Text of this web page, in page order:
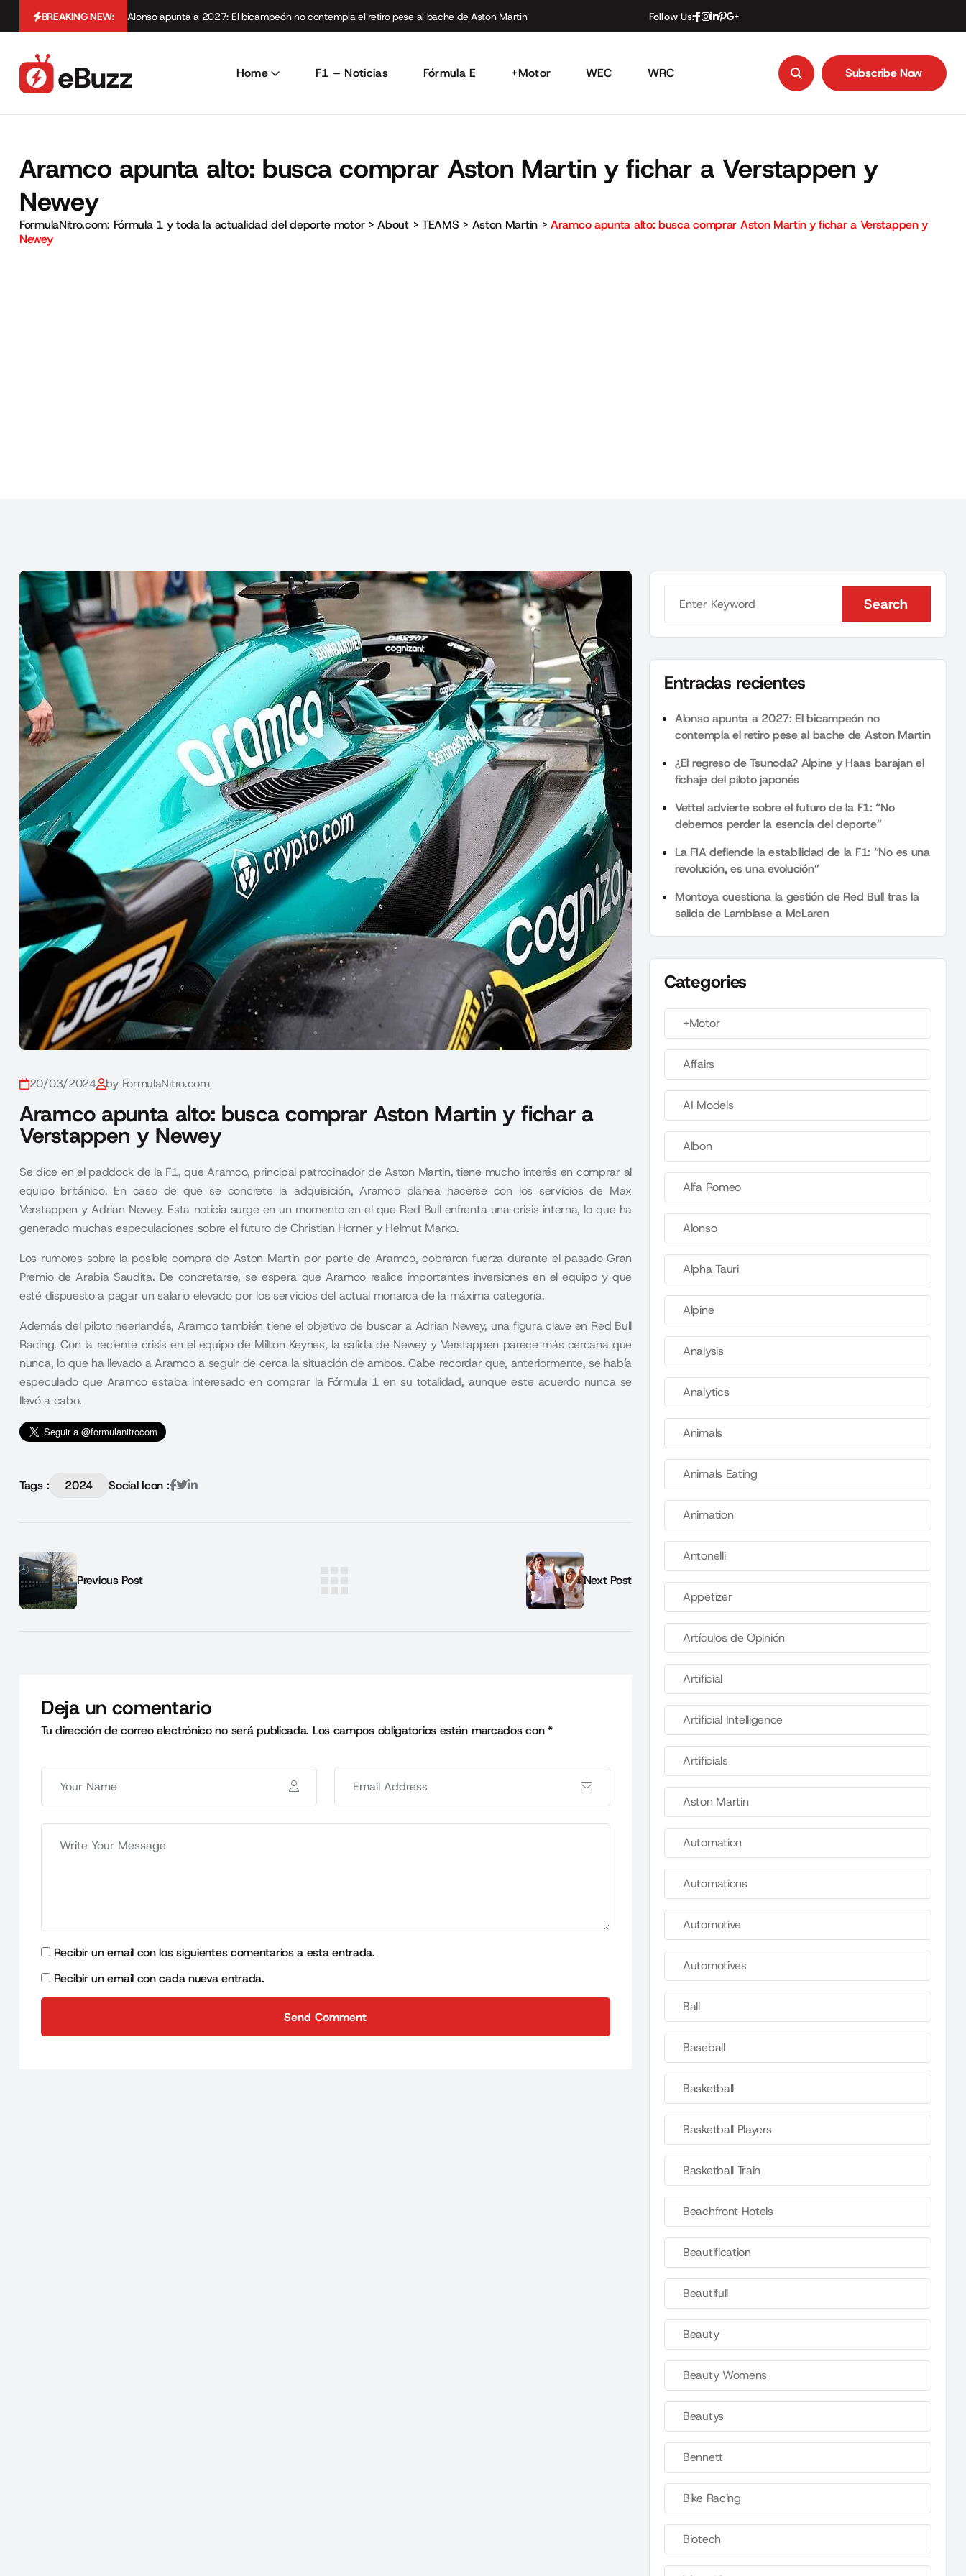
BREAKING NEW: Alonso apunta a 2027: El bicampeón no contempla el retiro pese al bache de Aston Martin Follow Us:
Home F1 – Noticias Fórmula E +Motor WEC WRC Subscribe Now
Aramco apunta alto: busca comprar Aston Martin y fichar a Verstappen y
Newey
FormulaNitro.com: Fórmula 1 y toda la actualidad del deporte motor>About> TEAMS > Aston Martin>Aramco apunta alto: busca comprar Aston Martin y fichar a Verstappen y
Newey
20/03/2024 by FormulaNitro.com
Aramco apunta alto: busca comprar Aston Martin y fichar a
Verstappen y Newey
Se dice en el paddock de la F1, que Aramco, principal patrocinador de Aston Martin, tiene mucho interés en comprar al
equipo británico. En caso de que se concrete la adquisición, Aramco planea hacerse con los servicios de Max
Verstappen y Adrian Newey. Esta noticia surge en un momento en el que Red Bull enfrenta una crisis interna, lo que ha
generado muchas especulaciones sobre el futuro de Christian Horner y Helmut Marko.
Los rumores sobre la posible compra de Aston Martin por parte de Aramco, cobraron fuerza durante el pasado Gran
Premio de Arabia Saudita. De concretarse, se espera que Aramco realice importantes inversiones en el equipo y que
esté dispuesto a pagar un salario elevado por los servicios del actual monarca de la máxima categoría.
Además del piloto neerlandés, Aramco también tiene el objetivo de buscar a Adrian Newey, una figura clave en Red Bull
Racing. Con la reciente crisis en el equipo de Milton Keynes, la salida de Newey y Verstappen parece más cercana que
nunca, lo que ha llevado a Aramco a seguir de cerca la situación de ambos. Cabe recordar que, anteriormente, se había
especulado que Aramco estaba interesado en comprar la Fórmula 1 en su totalidad, aunque este acuerdo nunca se
llevó a cabo.
Tags : 2024 Social Icon :
Previous Post Next Post
Deja un comentario
Tu dirección de correo electrónico no será publicada. Los campos obligatorios están marcados con*
Recibir un email con los siguientes comentarios a esta entrada.
Recibir un email con cada nueva entrada.
Send Comment
Search
Search
Entradas recientes
Alonso apunta a 2027: El bicampeón no
contempla el retiro pese al bache de Aston Martin
¿El regreso de Tsunoda? Alpine y Haas barajan el
fichaje del piloto japonés
Vettel advierte sobre el futuro de la F1: “No
debemos perder la esencia del deporte”
La FIA defiende la estabilidad de la F1: “No es una
revolución, es una evolución”
Montoya cuestiona la gestión de Red Bull tras la
salida de Lambiase a McLaren
Categories
+Motor
Affairs
AI Models
Albon
Alfa Romeo
Alonso
Alpha Tauri
Alpine
Analysis
Analytics
Animals
Animals Eating
Animation
Antonelli
Appetizer
Artículos de Opinión
Artificial
Artificial Intelligence
Artificials
Aston Martin
Automation
Automations
Automotive
Automotives
Ball
Baseball
Basketball
Basketball Players
Basketball Train
Beachfront Hotels
Beautification
Beautifull
Beauty
Beauty Womens
Beautys
Bennett
Bike Racing
Biotech